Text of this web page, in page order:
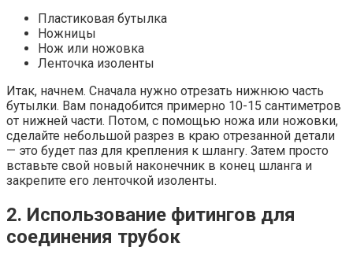
Пластиковая бутылка
Ножницы
Нож или ножовка
Ленточка изоленты
Итак, начнем. Сначала нужно отрезать нижнюю часть
бутылки. Вам понадобится примерно 10-15 сантиметров
от нижней части. Потом, с помощью ножа или ножовки,
сделайте небольшой разрез в краю отрезанной детали
— это будет паз для крепления к шлангу. Затем просто
вставьте свой новый наконечник в конец шланга и
закрепите его ленточкой изоленты.
2. Использование фитингов для
соединения трубок